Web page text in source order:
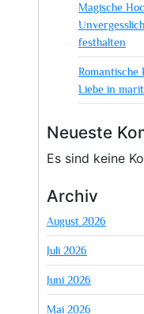
Magische
festhalten
Romantische
Liebe in
Neueste
Es sind keine
Archiv
August 2026
Juli 2026
Juni 2026
Mai 2026